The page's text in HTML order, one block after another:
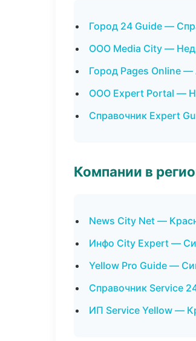
Город 24 Guide —
ООО Media City —
Город Pages Online —
ООО Expert Portal —
Справочник Expert
Компании в
News City Net —
Инфо City Expert —
Yellow Pro Guide —
Справочник Service
ИП Service Yellow —